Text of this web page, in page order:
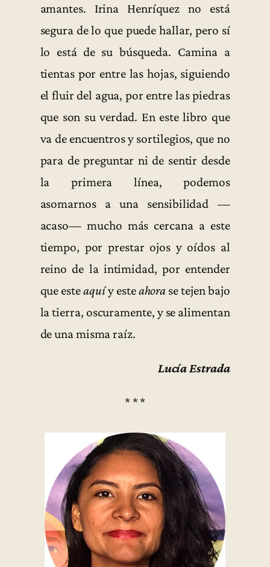
amantes. Irina Henríquez no está
segura de lo que puede hallar, pero sí
lo está de su búsqueda. Camina a
tientas por entre las hojas, siguiendo
el fluir del agua, por entre las piedras
que son su verdad. En este libro que
va de encuentros y sortilegios, que no
para de preguntar ni de sentir desde
la primera línea, podemos
asomarnos a una sensibilidad —
acaso— mucho más cercana a este
tiempo, por prestar ojos y oídos al
reino de la intimidad, por entender
que esteaquíy esteahora se tejen bajo
la tierra, oscuramente, y se alimentan
de una misma raíz.
Lucía Estrada
* * *